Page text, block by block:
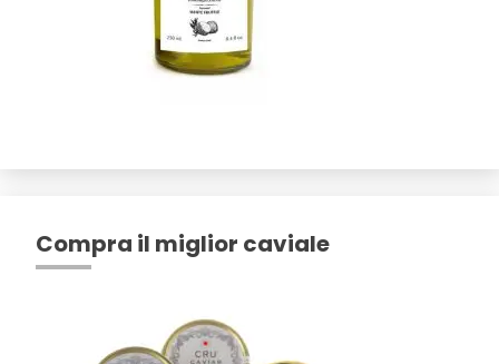
Compra il miglior caviale